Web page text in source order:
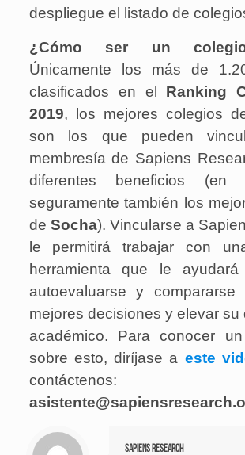
despliegue el listado de
¿Cómo ser un
Únicamente los más de
clasificados en el Ranking
2019, los mejores colegios
son los que pueden
membresía de Sapiens
diferentes beneficios (en
seguramente también los
de Socha). Vincularse a
le permitirá trabajar con
herramienta que le
autoevaluarse y compararse
mejores decisiones y elevar su
académico. Para conocer
sobre esto, diríjase a este
contáctenos:
Sapiens Research